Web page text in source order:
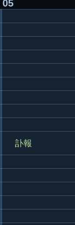
千葉市支部組
年間行事
05
訃報